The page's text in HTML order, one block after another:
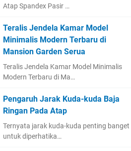
Atap Spandex Pasir …
Teralis Jendela Kamar Model
Minimalis Modern Terbaru di
Mansion Garden Serua
Teralis Jendela Kamar Model Minimalis
Modern Terbaru di Ma…
Pengaruh Jarak Kuda-kuda Baja
Ringan Pada Atap
Ternyata jarak kuda-kuda penting banget
untuk diperhatika…